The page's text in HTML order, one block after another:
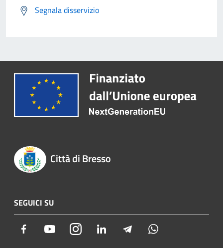
Segnala disservizio
Città di Bresso
SEGUICI SU
Facebook YoutubeInstagram LinkedIn Telegram